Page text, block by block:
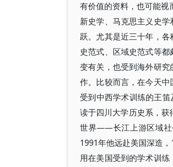
有价值的资料，也可能
新史学、马克思主义史
跃。尤其是近三十年，
史范式、区域史范式等
变有关，也受到海外研
作。比较而言，在今天
受到中西学术训练的王
读于四川大学历史系，
世界——长江上游区域社
1991年他远赴美国深造
用在美国受到的学术训